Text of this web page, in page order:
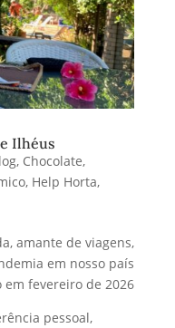
Ilhéus
, Chocolate,
, Help Horta,
amante de viagens,
em nosso país
em fevereiro de 2026
pessoal,